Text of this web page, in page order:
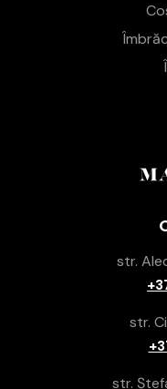
str.
str.
str.